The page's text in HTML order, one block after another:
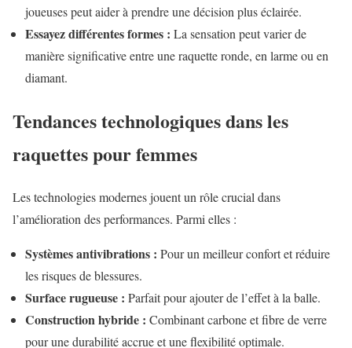
joueuses peut aider à prendre une décision plus éclairée.
Essayez différentes formes : La sensation peut varier de
manière significative entre une raquette ronde, en larme ou en
diamant.
Tendances technologiques dans les
raquettes pour femmes
Les technologies modernes jouent un rôle crucial dans
l’amélioration des performances. Parmi elles :
Systèmes antivibrations : Pour un meilleur confort et réduire
les risques de blessures.
Surface rugueuse : Parfait pour ajouter de l’effet à la balle.
Construction hybride : Combinant carbone et fibre de verre
pour une durabilité accrue et une flexibilité optimale.